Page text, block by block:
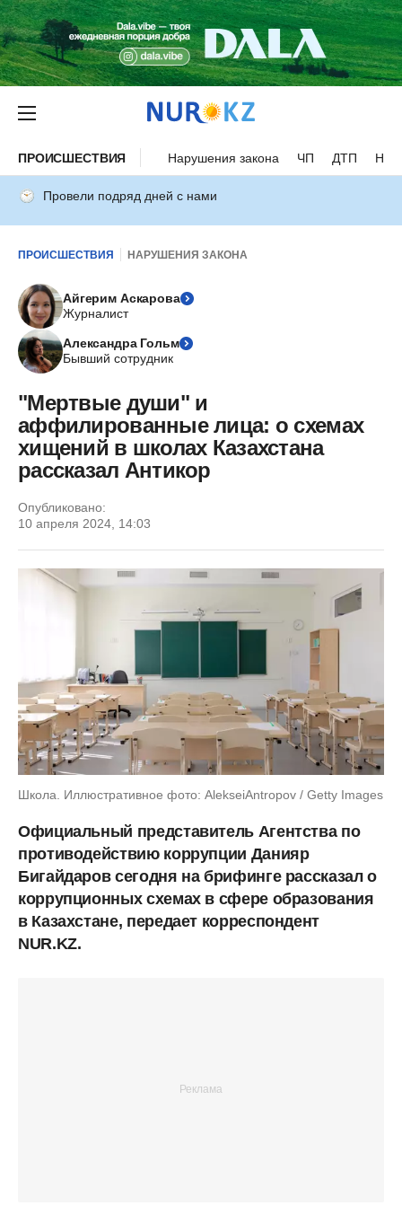
ПРОИСШЕСТВИЯ Нарушения закона ЧП ДТП
Провели подряд дней с нами
ПРОИСШЕСТВИЯ НАРУШЕНИЯ ЗАКОНА
Айгерим Аскарова
Журналист
Александра Гольм
Бывший сотрудник
"Мертвые души" и
аффилированные лица: о схемах
хищений в школах Казахстана
рассказал Антикор
Опубликовано:
10 апреля 2024, 14:03
Школа. Иллюстративное фото: AlekseiAntropov / Getty Images
Официальный представитель Агентства по
противодействию коррупции Данияр
Бигайдаров сегодня на брифинге рассказал о
коррупционных схемах в сфере образования
в Казахстане, передает корреспондент
NUR.KZ.